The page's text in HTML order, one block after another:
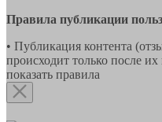
Правила публикации
• Публикация контента
происходит только после
показать правила